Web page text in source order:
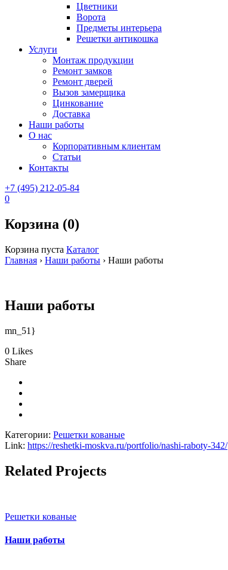
Цветники
Ворота
Предметы интерьера
Решетки антикошка
Услуги
Монтаж продукции
Ремонт замков
Ремонт дверей
Вызов замерщика
Цинкование
Доставка
Наши работы
О нас
Корпоративным клиентам
Статьи
Контакты
+7 (495) 212-05-84
0
Корзина (0)
Корзина пуста Каталог
Главная › Наши работы › Наши работы
Наши работы
mn_51}
0 Likes
Share
Категории: Решетки кованые
Link: https://reshetki-moskva.ru/portfolio/nashi-raboty-342/
Related Projects
Решетки кованые
Наши работы